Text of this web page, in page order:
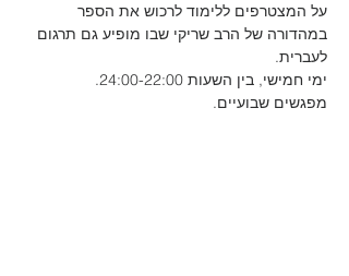
על המצטרפים ללימוד לרכוש את הספר
במהדורה של הרב שריקי שבו מופיע גם תרגום
לעברית.
ימי חמישי, בין השעות 24:00-22:00.
מפגשים שבועיים.